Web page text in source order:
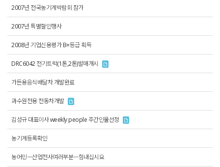
2007년 전국농기계박람회 참가
2007년 특별할인행사
2008년 기업신용평가 B+등급 획득
DRC6042 전기트럭(1톤,2톤)발매개시
가든용음식배달차 개발완료
과수원전용 전동차개발
김성규 대표이사 weekly people 주간인물선정
농기계등록확인
농어민ㅡ산업전사여러부분ㅡ힘내십시요